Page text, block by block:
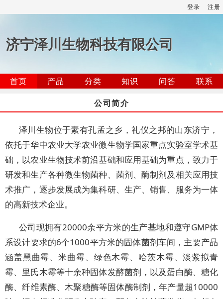
登录 注册
济宁泽川生物科技有限公司
首页 产品 分类 知识 问答
联系
公司简介
泽川生物位于素有孔孟之乡，礼仪之邦的山东济宁，
依托于华中农业大学农业微生物学国家重点实验室学术基
础，以农业生物技术前沿基础和应用基础为重点，致力于
研发和生产各种微生物菌种、菌剂、酶制剂及相关应用技
术推广，逐步发展成为集科研、生产、销售、服务为一体
的高新技术企业。
公司现拥有20000余平方米的生产基地和遵守GMP体
系设计要求的6个1000平方米的固体菌剂车间，主要产品
涵盖黑曲霉、米曲霉、绿色木霉、哈茨木霉、淡紫拟青
霉、里氏木霉等十余种固体发酵菌剂，以及蛋白酶、糖化
酶、纤维素酶、木聚糖酶等固体酶制剂，年产量超10000